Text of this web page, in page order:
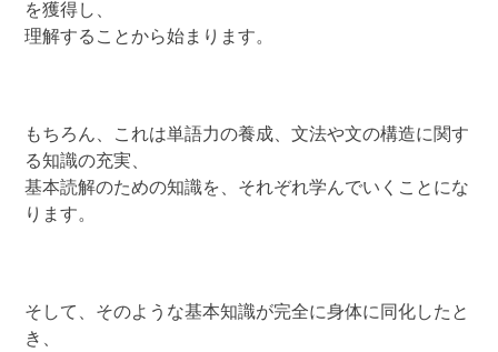
を獲得し、
理解することから始まります。
もちろん、これは単語力の養成、文法や文の構造に関す
る知識の充実、
基本読解のための知識を、それぞれ学んでいくことにな
ります。
そして、そのような基本知識が完全に身体に同化したと
き、